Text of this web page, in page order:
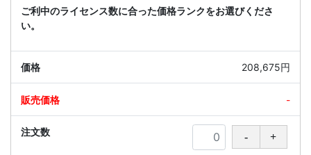
ご利中のライセンス数に合った価格ランクをお選びくださ
い。
208,675円
-